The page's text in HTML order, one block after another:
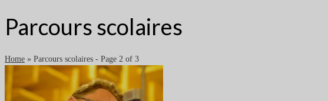
Parcours scolaires
Home » Parcours scolaires - Page 2 of 3